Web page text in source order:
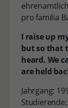
pro familia
I raise up
but so that
heard. We
are held
Jahrgang: